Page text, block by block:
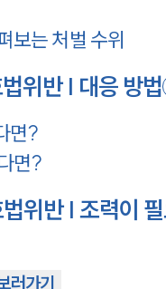
보는 처벌 수위
위반 | 대응 방법
면?
면?
위반 | 조력이
러가기